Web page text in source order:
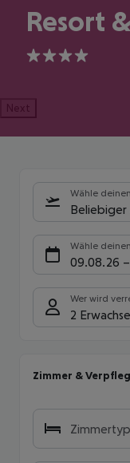
Resort
4
Next
Wähle
Wähle
09.08.26 –
Wer wird
2
Zimmer &